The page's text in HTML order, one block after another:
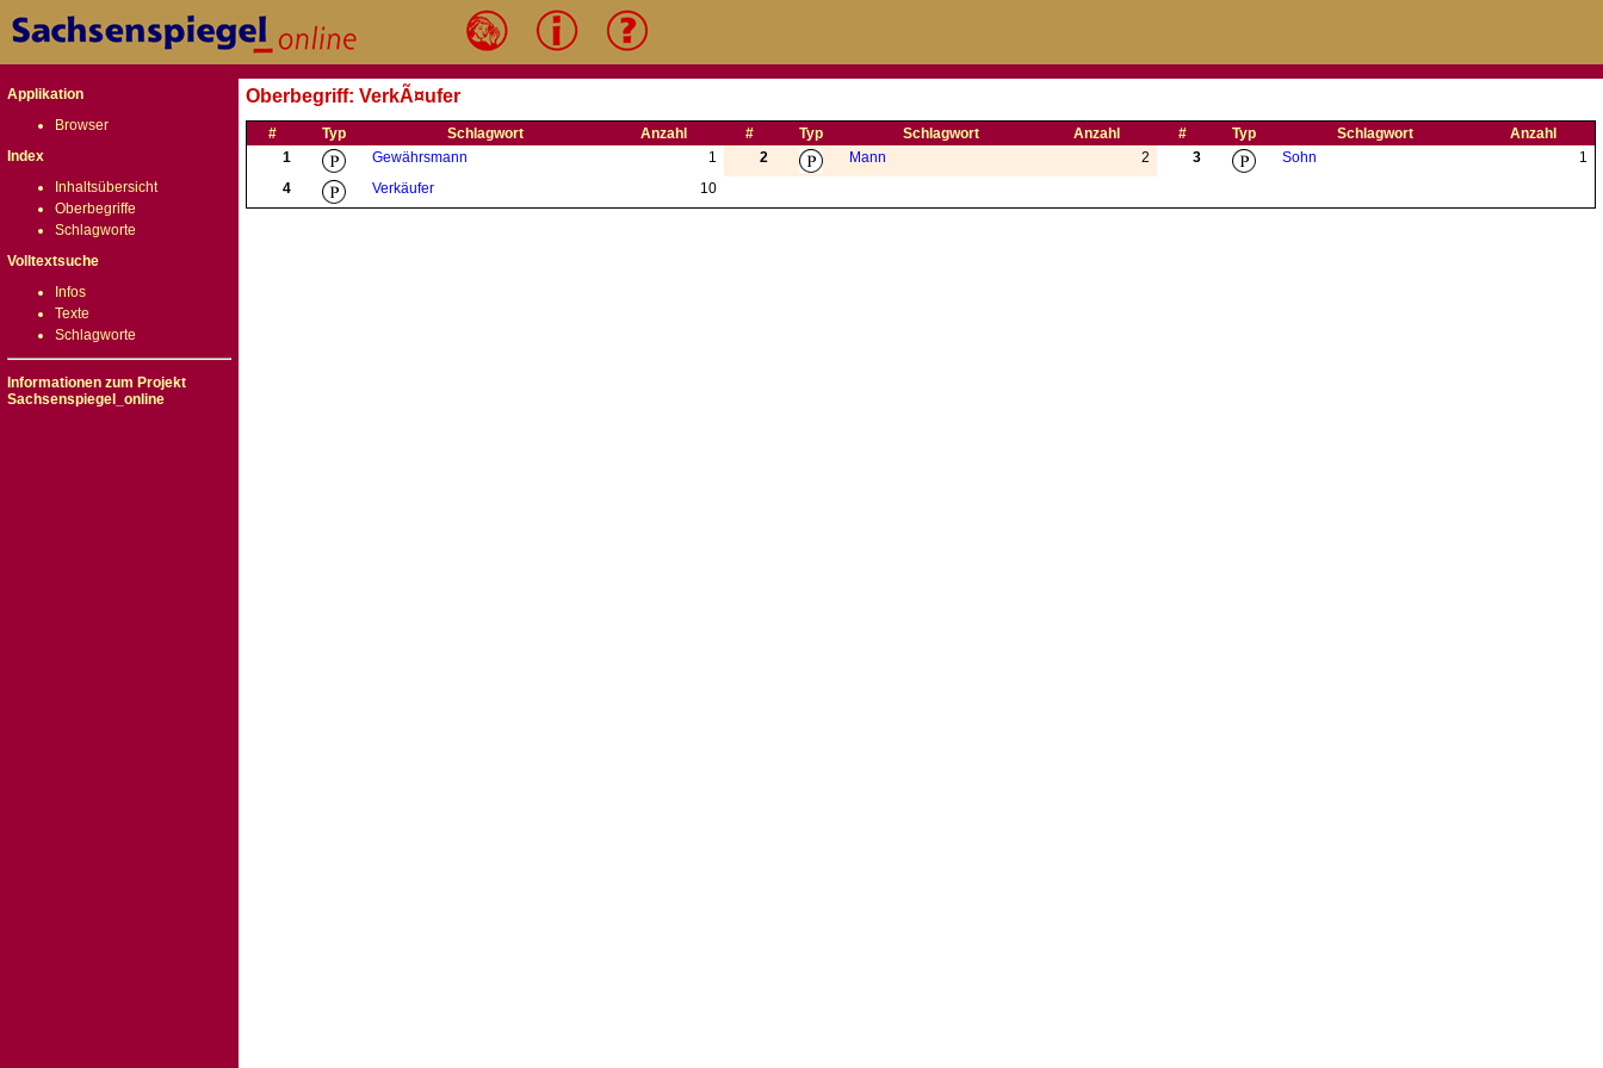
Applikation
Browser
Index
Inhaltsübersicht
Oberbegriffe
Schlagworte
Volltextsuche
Infos
Texte
Schlagworte
Informationen zum Projekt
Sachsenspiegel_online
Oberbegriff: VerkÃ¤ufer
# Typ Schlagwort Anzahl # Typ Schlagwort Anzahl # Typ Schlagwort
Anzahl
1
Gewährsmann 1 2 Mann 2 3 Sohn
1
4
Verkäufer 10